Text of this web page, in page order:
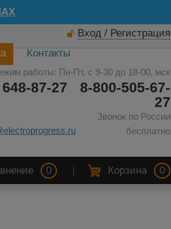
Вход / Регистрация
Контакты
работы: Пн-Пт, с 9-30 до 18-00, мск
8-800-505-67-
27
Звонок по России
бесплатно
87-27
0 Корзина 0